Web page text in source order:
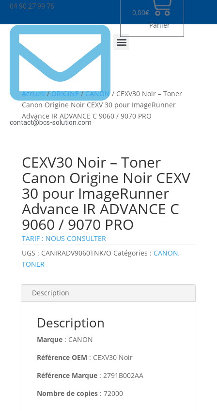
04 90 27 99 76
contact@bcs-solution.com
0,00€
Panier
Accueil/ORIGINE/CANON/ CEXV30 Noir – Toner
Canon Origine Noir CEXV 30 pour ImageRunner
Advance IR ADVANCE C 9060 / 9070 PRO
CEXV30 Noir – Toner
Canon Origine Noir CEXV
30 pour ImageRunner
Advance IR ADVANCE C
9060 / 9070 PRO
TARIF : NOUS CONSULTER
UGS : CANIRADV9060TNK/O Catégories : CANON,
TONER
Description
Description
Marque: CANON
Référence OEM : CEXV30 Noir
Référence Marque: 2791B002AA
Nombre de copies: 72000